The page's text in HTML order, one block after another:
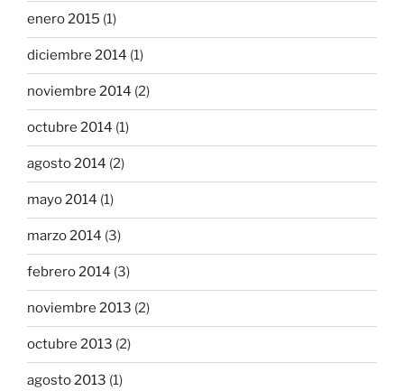
enero 2015 (1)
diciembre 2014 (1)
noviembre 2014 (2)
octubre 2014 (1)
agosto 2014 (2)
mayo 2014 (1)
marzo 2014 (3)
febrero 2014 (3)
noviembre 2013 (2)
octubre 2013 (2)
agosto 2013 (1)